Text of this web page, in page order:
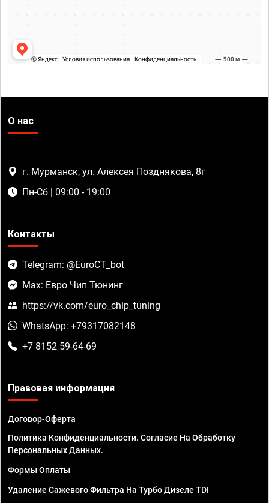
О нас
г. Мурманск, ул. Алексея Позднякова, 8г
Пн-Сб | 09:00 - 19:00
Контакты
Telegram: @EuroCT_bot
Max: Евро Чип Тюнинг
https://vk.com/euro_chip_tuning
WhatsApp: +79317082148
+7 8152 59-64-69
Правовая информация
Договор-Оферта
Политика Конфиденциальности. Согласие На Обработку
Персональных Данных.
Формы Оплаты
Удаление Сажевого Фильтра На Турбо Дизеле TDI